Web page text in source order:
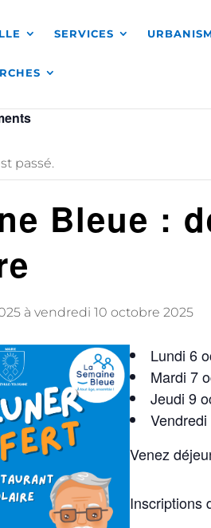
SERVICES
passé.
Bleue :
à vendredi 10 octobre 2025
Lundi 6
Mardi 7
Jeudi 9
Venez
Inscriptions